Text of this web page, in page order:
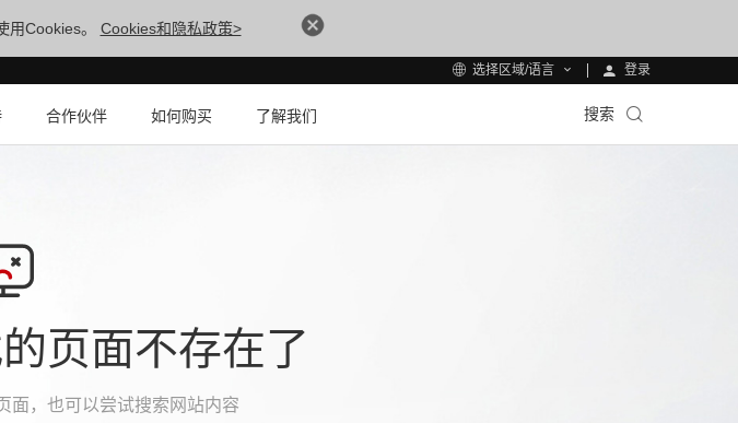
用Cookies。 Cookies和隐私政策>
选择区域/语言 登录
合作伙伴 如何购买 了解我们 搜索
页面不存在了
面，也可以尝试搜索网站内容